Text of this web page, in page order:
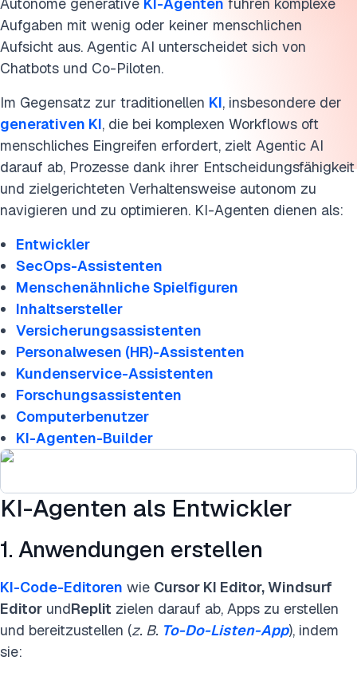
Aufgaben mit wenig oder keiner menschlichen
Aufsicht aus. Agentic AI unterscheidet sich von
Chatbots und Co-Piloten.
Im Gegensatz zur traditionellen KI, insbesondere der
generativen KI, die bei komplexen Workflows oft
menschliches Eingreifen erfordert, zielt Agentic AI
darauf ab, Prozesse dank ihrer Entscheidungsfähigkeit
und zielgerichteten Verhaltensweise autonom zu
navigieren und zu optimieren. KI-Agenten dienen als:
Entwickler
SecOps-Assistenten
Menschenähnliche Spielfiguren
Inhaltsersteller
Versicherungsassistenten
Personalwesen (HR)-Assistenten
Kundenservice-Assistenten
Forschungsassistenten
Computerbenutzer
KI-Agenten-Builder
KI-Agenten als Entwickler
1. Anwendungen erstellen
KI-Code-Editoren wie Cursor KI Editor, Windsurf
Editor undReplit zielen darauf ab, Apps zu erstellen
und bereitzustellen (z. B. To-Do-Listen-App), indem
sie:
FAQs
Diese Forschung zitieren